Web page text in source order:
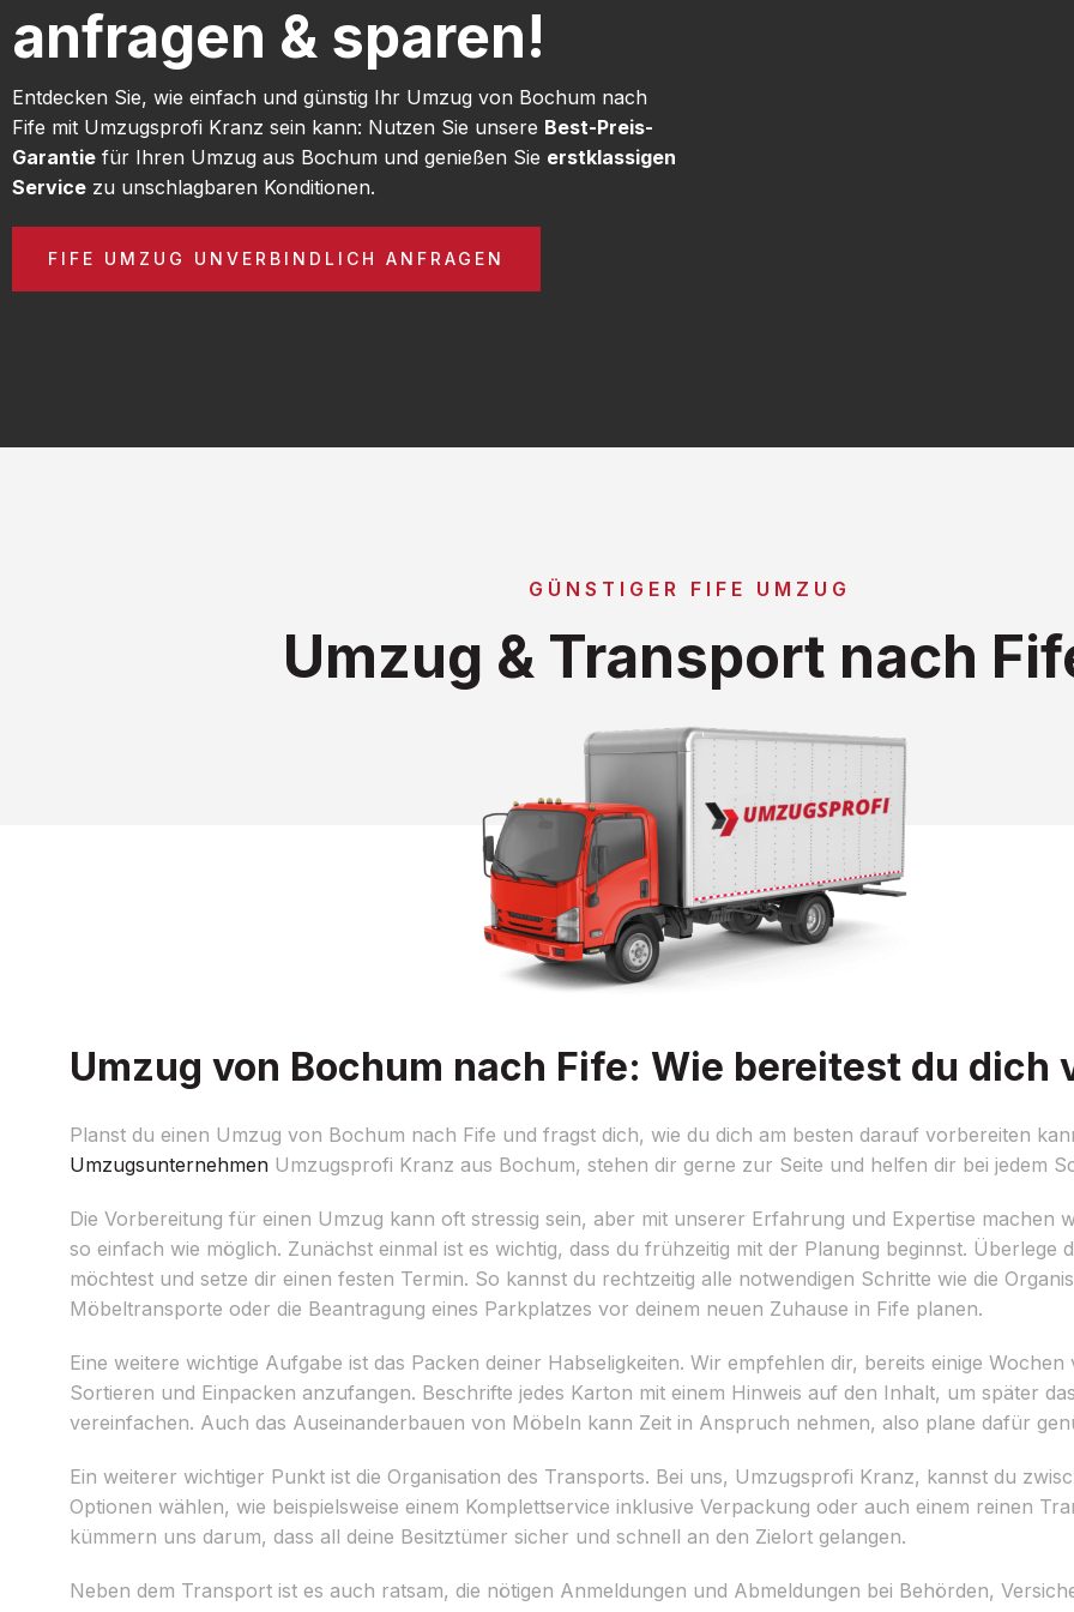
anfragen & sparen!
Entdecken Sie, wie einfach und günstig Ihr Umzug von Bochum nach
Fife mit Umzugsprofi Kranz sein kann: Nutzen Sie unsere Best-Preis-
Garantie für Ihren Umzug aus Bochum und genießen Sie erstklassigen
Service zu unschlagbaren Konditionen.
FIFE UMZUG UNVERBINDLICH ANFRAGEN
GÜNSTIGER FIFE UMZUG
Umzug & Transport nach
Umzug von Bochum nach Fife: Wie bereitest du dich
Planst du einen Umzug von Bochum nach Fife und fragst dich, wie du dich am besten darauf vorbereiten
Umzugsunternehmen Umzugsprofi Kranz aus Bochum, stehen dir gerne zur Seite und helfen dir bei jedem
Die Vorbereitung für einen Umzug kann oft stressig sein, aber mit unserer Erfahrung und Expertise machen
so einfach wie möglich. Zunächst einmal ist es wichtig, dass du frühzeitig mit der Planung beginnst. Überlege
möchtest und setze dir einen festen Termin. So kannst du rechtzeitig alle notwendigen Schritte wie die
Möbeltransporte oder die Beantragung eines Parkplatzes vor deinem neuen Zuhause in Fife planen.
Eine weitere wichtige Aufgabe ist das Packen deiner Habseligkeiten. Wir empfehlen dir, bereits einige
Sortieren und Einpacken anzufangen. Beschrifte jedes Karton mit einem Hinweis auf den Inhalt, um später
vereinfachen. Auch das Auseinanderbauen von Möbeln kann Zeit in Anspruch nehmen, also plane dafür
Ein weiterer wichtiger Punkt ist die Organisation des Transports. Bei uns, Umzugsprofi Kranz, kannst du
Optionen wählen, wie beispielsweise einem Komplettservice inklusive Verpackung oder auch einem reinen
kümmern uns darum, dass all deine Besitztümer sicher und schnell an den Zielort gelangen.
Neben dem Transport ist es auch ratsam, die nötigen Anmeldungen und Abmeldungen bei Behörden,